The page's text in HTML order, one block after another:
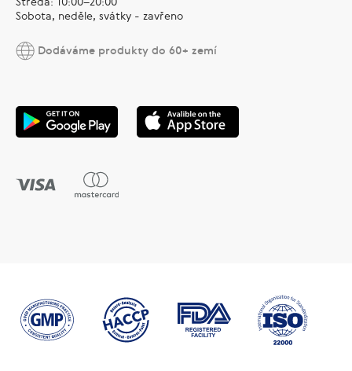
Sobota, neděle, svátky - zavřeno
Dodáváme produkty do 60+ zemí